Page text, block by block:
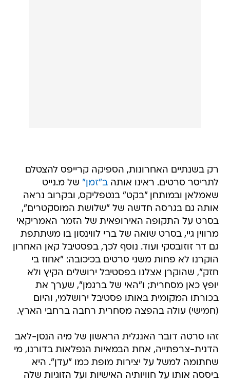
רק בשנתיים האחרונות, הספיקה קרייפס להצטלם
לתריסר סרטים. ראינו אותהב"זמן" של מ.נייט
שאמלאן ובמותחן "בקט" בנטפליקס, ובקרוב נראה
אותה גם בגרסה חדשה של "שלושת המוסקטרים",
בסרט על התקופה האירופאית של הזמר האמריקאי
מרווין גיי, בסרט שואה של ברי לווינסון בו משתתפת
גם דר זוזובסקי ועוד. נוסף לכך, בפסטיבל קאן האחרון
הוקרנו לא פחות משני סרטים בכיכובה: "אחוז בי
חזק", שהוקרן אצלנו בפסטיבל ירושלים הקיץ ולא
יופץ כאן מסחרית; ו"האי של ברגמן", שערך את
בכורתו המקומית באותו פסטיבל ירושלמי, והיום
(חמישי) עולה בהפצה מסחרית רחבה ברחבי הארץ.
זהו סרטה דובר האנגלית הראשון של מיה הנסן-לאב
הדנית-צרפתייה, אחת הבמאיות הנפלאות בדורנו, מי
שחתומה למשל על יצירות מופת כמו "עדן". היא
ביססה אותו על חוויותיה האישיות ועל הזוגיות שלה